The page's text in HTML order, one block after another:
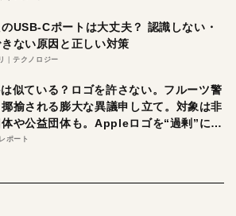
USB-Cポートは大丈夫？ 認識しない・
ない原因と正しい対策
テクノロジー
似ている？ロゴを許さない。フルーツ警
揄される膨大な異議申し立て。対象は非
や公益団体も。Appleロゴを“過剰”に守
は
レポート